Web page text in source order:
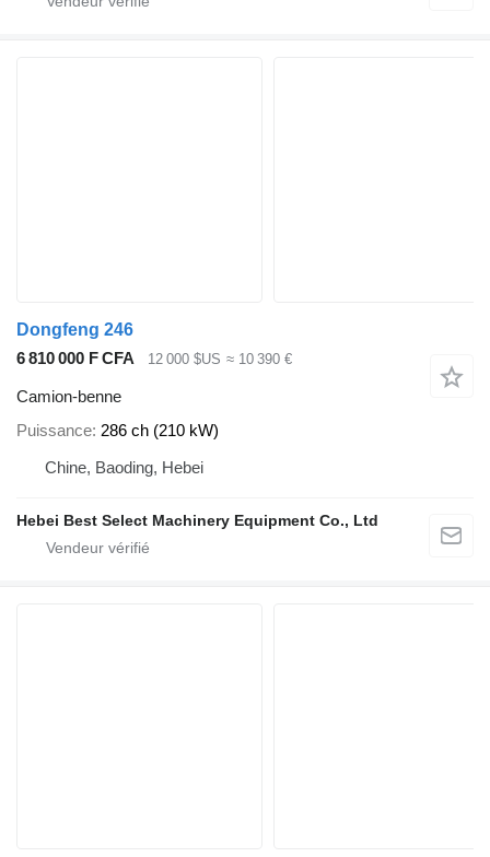
Dongfeng 246
6 810 000 F CFA
12 000 $US ≈ 10 390 €
Camion-benne
Puissance 286 ch (210 kW)
Chine, Baoding, Hebei
Hebei Best Select Machinery Equipment Co., Ltd